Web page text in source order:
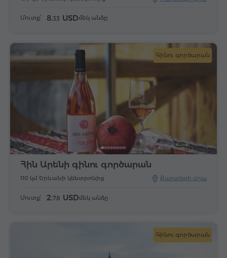
Մուտք՝ 8.33 USDմեկ անձը
Գինու գործարան
Քարտեզի վրա
110 կմ Երևանի կենտրոնից
Հին Արենի գինու գործարան
Մուտք՝ 2.78 USDմեկ անձը
Գինու գործարան